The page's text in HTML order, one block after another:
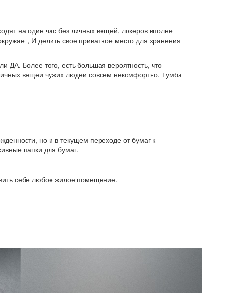
на один час без личных вещей, локеров вполне
И делить свое приватное место для хранения
Более того, есть большая вероятность, что
вещей чужих людей совсем некомфортно. Тумба
но и в текущем переходе от бумаг к
папки для бумаг.
себе любое жилое помещение.